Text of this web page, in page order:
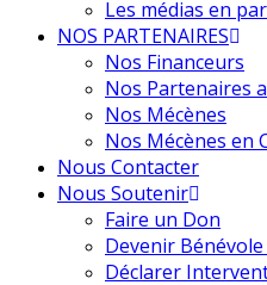
Les médias en
NOS PARTENAIRES
Nos Financeurs
Nos Partenaires
Nos Mécènes
Nos Mécènes en
Nous Contacter
Nous Soutenir
Faire un Don
Devenir Bénévole
Déclarer